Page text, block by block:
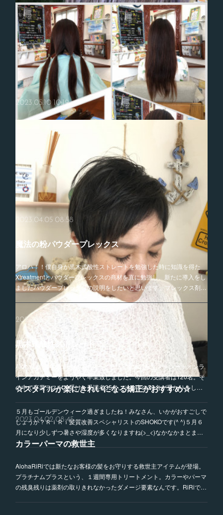
Ｒｉ髪質改善スペシャリストのSHOKOです(^ ^)今年は暑い日が長引き
そうですね(＞＜)頑張って伸ばした髪の毛を、おもいっきりカットし…
☆秋にむけておすすめケアカラー☆
8月になりもうすぐお盆やすみ！みなさまいかがおすごしでしょうか？
ＲｉＲｉ髪質改善スペシャリストのSHOKOです(^ ^)今年の夏はとくに
暑いので、体が疲れますねー(＞＜)カラーでおしゃれしたいのにー！…
☆ヘアドネーションは最高の髪質改善☆
6月下旬、もうすぐ7月ですが、みなさんいかがおすごしでしょうか？Ｒ
ｉＲｉ髪質改善スペシャリストのSHOKOです(^ ^)季節の変わりめに、
ヘアドネーションする方が急増中☆乾かしただけでまとまるくらいシ…
2023.05.10 10:19
☆スタイルが楽にきれいになる矯正がおすすめ☆
５月もゴールデンウィーク過ぎましたね！みなさん、いかがおすごしで
しょうか？ＲｉＲｉ髪質改善スペシャリストのSHOKOです(^ ^)５月６
月になり少しずつ暑さや湿度が多くなりますね(>_<)なかなかまとま…
2023.04.05 08:58
魔法の粉パウダープレックス
アロハ！！僕自身が黒木式酸性ストレートを勉強した時に知識を得た
Xtreatmentとパウダープレックスの商材を直に勉強し、新たに導入をし
ましたパウダープレックスの説明をしたいと思います。プレックス剤…
2023.04.05 08:45
黒木式酸性ストレート
Aloha！！去年の９月からスタートした、黒木式酸性ストレートオンラ
インアカデミーをようやく卒業致しました。今回の受講者は120名。そ
の中で卒業テストを受けた受講者35名。その中の30名が受かりまし…
2023.04.02 08:45
カラーパーマの救世主
AlohaRiRiでは新たなお客様の髪をお守りする救世主アイテムが登場。
プラチナムプラスという、１週間専用トリートメント。カラーやパーマ
の残臭残りは薬剤の取りきれなかったダメージ要素なんです。RiRiで…